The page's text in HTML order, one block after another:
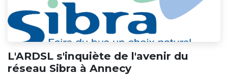
L'ARDSL s'inquiète de l'avenir du
réseau Sibra à Annecy